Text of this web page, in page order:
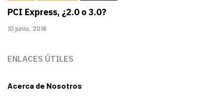
PCI Express, ¿2.0 o 3.0?
10 junio, 2016
ENLACES ÚTILES
Acerca de Nosotros